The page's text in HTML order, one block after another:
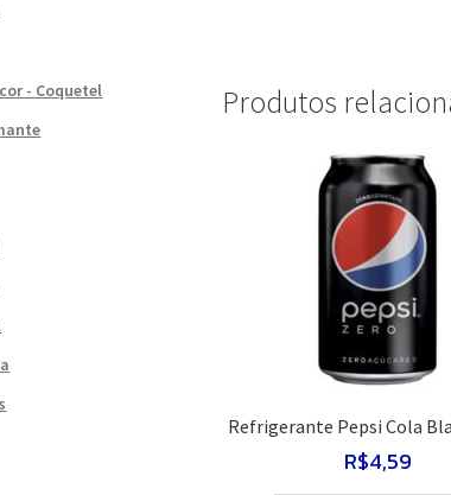
Produtos
Refrigerante Pepsi Cola
R$4,59
- Coquetel